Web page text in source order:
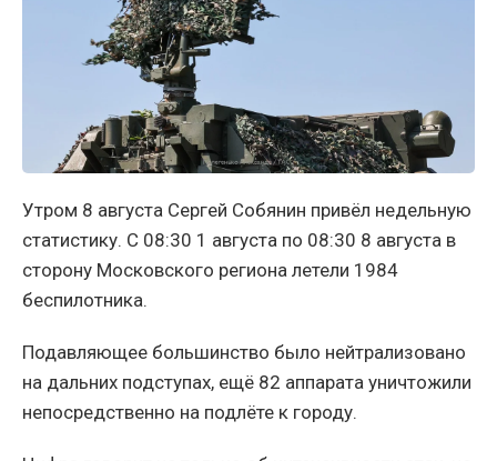
Утром 8 августа Сергей Собянин привёл недельную
статистику. С 08:30 1 августа по 08:30 8 августа в
сторону Московского региона летели 1984
беспилотника.
Подавляющее большинство было нейтрализовано
на дальних подступах, ещё 82 аппарата уничтожили
непосредственно на подлёте к городу.